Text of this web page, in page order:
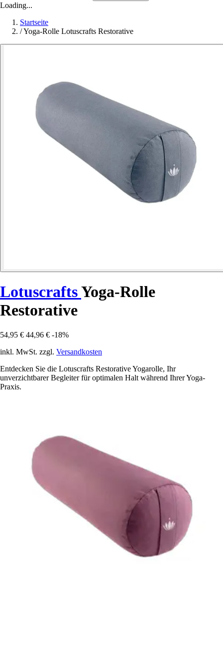
Loading...
Startseite
/Yoga-Rolle Lotuscrafts Restorative
LotuscraftsYoga-Rolle
Restorative
54,95 € 44,96 € -18%
inkl. MwSt. zzgl. Versandkosten
Entdecken Sie die Lotuscrafts Restorative Yogarolle, Ihr
unverzichtbarer Begleiter für optimalen Halt während Ihrer Yoga-
Praxis.